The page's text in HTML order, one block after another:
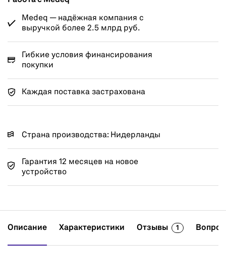
Medeq — надёжная компания с
выручкой более 2.5 млрд руб.
Гибкие условия финансирования
покупки
Каждая поставка застрахована
Страна производства: Нидерланды
Гарантия 12 месяцев на новое
устройство
Описание Характеристики Отзывы 1